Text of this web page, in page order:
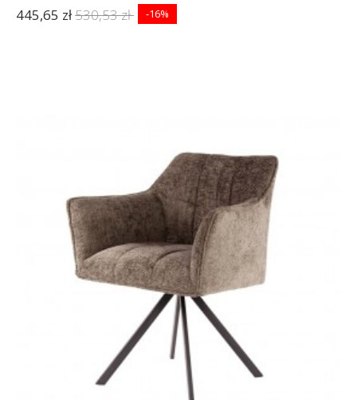
445,65 zł530,53 zł -16%